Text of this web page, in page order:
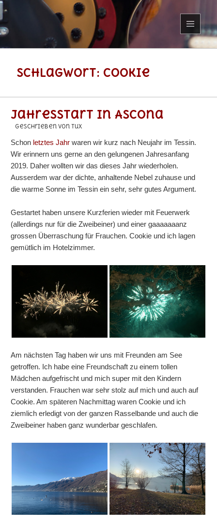
MENÜ
UND
Schlagwort: cookie
Jahresstart in Ascona
geschrieben von Tux
Schon letztes Jahr waren wir kurz nach Neujahr im Tessin.
Wir erinnern uns gerne an den gelungenen Jahresanfang
2019. Daher wollten wir das dieses Jahr wiederholen.
Ausserdem war der dichte, anhaltende Nebel zuhause und
die warme Sonne im Tessin ein sehr, sehr gutes Argument.
Gestartet haben unsere Kurzferien wieder mit Feuerwerk
(allerdings nur für die Zweibeiner) und einer gaaaaaaanz
grossen Überraschung für Frauchen. Cookie und ich lagen
gemütlich im Hotelzimmer.
Am nächsten Tag haben wir uns mit Freunden am See
getroffen. Ich habe eine Freundschaft zu einem tollen
Mädchen aufgefrischt und mich super mit den Kindern
verstanden. Frauchen war sehr stolz auf mich und auch auf
Cookie. Am späteren Nachmittag waren Cookie und ich
ziemlich erledigt von der ganzen Rasselbande und auch die
Zweibeiner haben ganz wunderbar geschlafen.